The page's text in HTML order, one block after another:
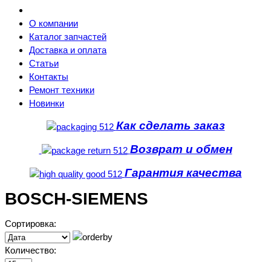
О компании
Каталог запчастей
Доставка и оплата
Статьи
Контакты
Ремонт техники
Новинки
Как сделать заказ
Возврат и обмен
Гарантия качества
BOSCH-SIEMENS
Сортировка:
Количество: